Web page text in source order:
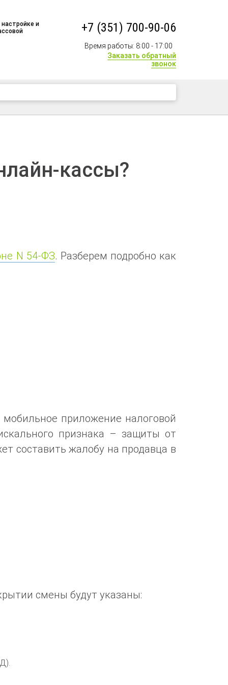
и
+7 (351) 700-90-06
Время работы: 8:00 - 17:00
Заказать обратный
звонок
кассы?
N 54-ФЗ. Разберем подробно как
приложение налоговой
признака – защиты от
составить жалобу на продавца в
смены будут указаны: